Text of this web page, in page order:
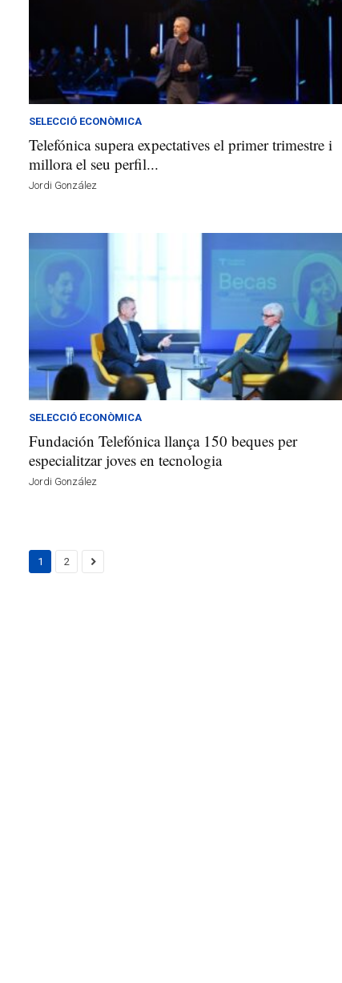
SELECCIÓ ECONÒMICA
Telefónica supera expectatives el primer trimestre i
millora el seu perfil...
Jordi González
SELECCIÓ ECONÒMICA
Fundación Telefónica llança 150 beques per
especialitzar joves en tecnologia
Jordi González
1 2